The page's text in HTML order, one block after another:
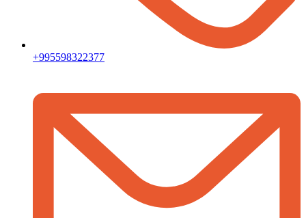
+995598322377